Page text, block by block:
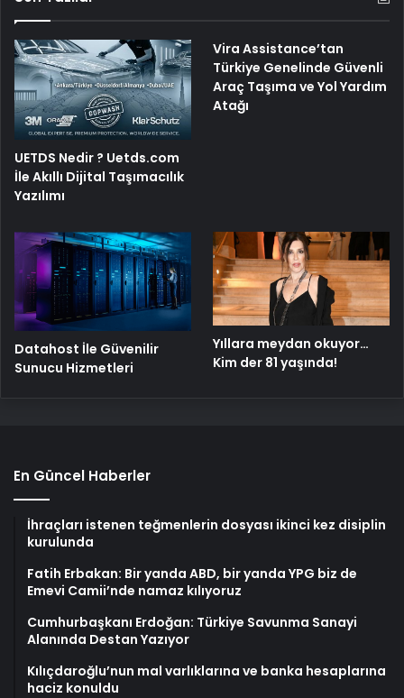
UETDS Nedir ? Uetds.com
İle Akıllı Dijital Taşımacılık
Yazılımı
Vira Assistance’tan
Türkiye Genelinde Güvenli
Araç Taşıma ve Yol Yardım
Atağı
Datahost İle Güvenilir
Sunucu Hizmetleri
Yıllara meydan okuyor…
Kim der 81 yaşında!
En Güncel Haberler
İhraçları istenen teğmenlerin dosyası ikinci kez disiplin
kurulunda
Fatih Erbakan: Bir yanda ABD, bir yanda YPG biz de
Emevi Camii’nde namaz kılıyoruz
Cumhurbaşkanı Erdoğan: Türkiye Savunma Sanayi
Alanında Destan Yazıyor
Kılıçdaroğlu’nun mal varlıklarına ve banka hesaplarına
haciz konuldu